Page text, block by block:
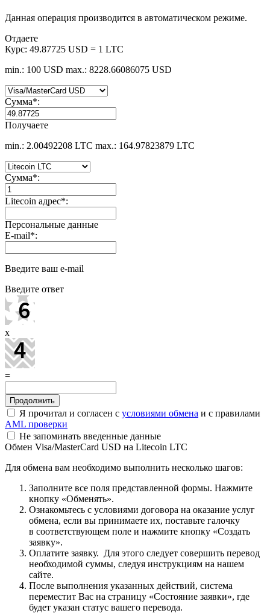
Данная операция производится в автоматическом режиме.
Отдаете
Курс: 49.87725 USD = 1 LTC
min.: 100 USD max.: 8228.66086075 USD
Сумма*:
Получаете
min.: 2.00492208 LTC max.: 164.97823879 LTC
Сумма*:
Litecoin адрес*:
Персональные данные
E-mail*:
Введите ваш e-mail
Введите ответ
x
=
Я прочитал и согласен с условиями обмена и с правилами
AML проверки
Не запоминать введенные данные
Обмен Visa/MasterCard USD на Litecoin LTC
Для обмена вам необходимо выполнить несколько шагов:
Заполните все поля представленной формы. Нажмите
кнопку «Обменять».
Ознакомьтесь с условиями договора на оказание услуг
обмена, если вы принимаете их, поставьте галочку
в соответствующем поле и нажмите кнопку «Создать
заявку».
Оплатите заявку. Для этого следует совершить перевод
необходимой суммы, следуя инструкциям на нашем
сайте.
После выполнения указанных действий, система
переместит Вас на страницу «Состояние заявки», где
будет указан статус вашего перевода.